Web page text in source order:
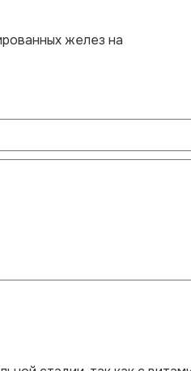
желез на